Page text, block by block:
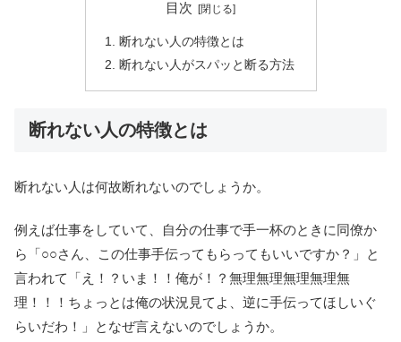
目次
断れない人の特徴とは
断れない人がスパッと断る方法
断れない人の特徴とは
断れない人は何故断れないのでしょうか。
例えば仕事をしていて、自分の仕事で手一杯のときに同僚か
ら「○○さん、この仕事手伝ってもらってもいいですか？」と
言われて「え！？いま！！俺が！？無理無理無理無理無
理！！！ちょっとは俺の状況見てよ、逆に手伝ってほしいぐ
らいだわ！」となぜ言えないのでしょうか。